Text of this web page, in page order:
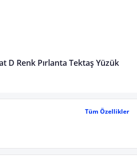
D Renk Pırlanta Tektaş Yüzük
Tüm Özellikler